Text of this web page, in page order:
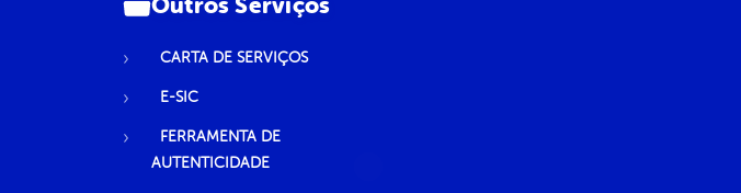
Outros Serviços
CARTA DE SERVIÇOS
E-SIC
FERRAMENTA DE
AUTENTICIDADE